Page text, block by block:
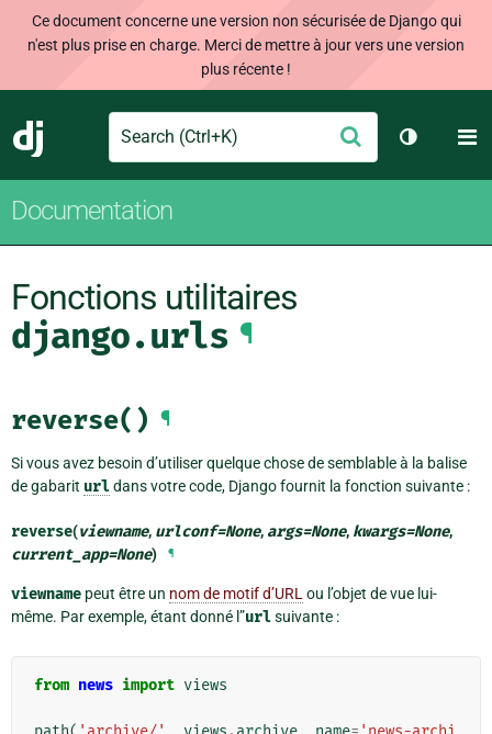
Ce document concerne une version non sécurisée de Django qui
n'est plus prise en charge. Merci de mettre à jour vers une version
plus récente !
Django
Search Envoyer
Changer
Documentation
Fonctions utilitaires
django.urls ¶
reverse() ¶
Si vous avez besoin d’utiliser quelque chose de semblable à la balise
de gabarit urldans votre code, Django fournit la fonction suivante :
reverse(viewname, urlconf=None, args=None, kwargs=None,
current_app=None) ¶
viewname peut être un nom de motif d’URLou l’objet de vue lui-
même. Par exemple, étant donné l”urlsuivante :
from news import views